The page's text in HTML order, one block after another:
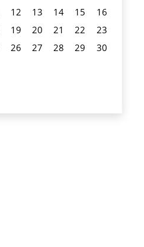
12 13 14 15
16
19 20 21 22
23
26 27 28 29
30